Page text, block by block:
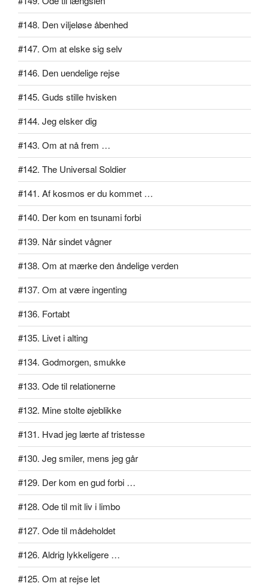
#148. Den viljeløse åbenhed
#147. Om at elske sig selv
#146. Den uendelige rejse
#145. Guds stille hvisken
#144. Jeg elsker dig
#143. Om at nå frem …
#142. The Universal Soldier
#141. Af kosmos er du kommet …
#140. Der kom en tsunami forbi
#139. Når sindet vågner
#138. Om at mærke den åndelige verden
#137. Om at være ingenting
#136. Fortabt
#135. Livet i alting
#134. Godmorgen, smukke
#133. Ode til relationerne
#132. Mine stolte øjeblikke
#131. Hvad jeg lærte af tristesse
#130. Jeg smiler, mens jeg går
#129. Der kom en gud forbi …
#128. Ode til mit liv i limbo
#127. Ode til mådeholdet
#126. Aldrig lykkeligere …
#125. Om at rejse let